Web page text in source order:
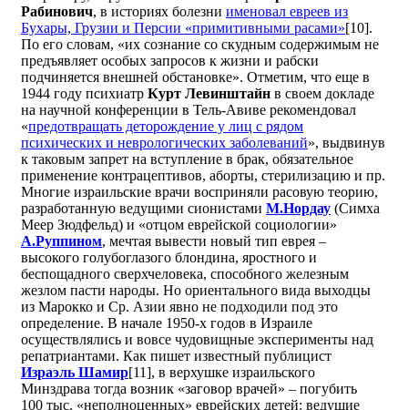
Рабинович, в историях болезни именовал евреев из
Бухары, Грузии и Персии «примитивными расами»[10].
По его словам, «их сознание со скудным содержимым не
предъявляет особых запросов к жизни и рабски
подчиняется внешней обстановке». Отметим, что еще в
1944 году психиатр Курт Левинштайн в своем докладе
на научной конференции в Тель-Авиве рекомендовал
«предотвращать деторождение у лиц с рядом
психических и неврологических заболеваний», выдвинув
к таковым запрет на вступление в брак, обязательное
применение контрацептивов, аборты, стерилизацию и пр.
Многие израильские врачи восприняли расовую теорию,
разработанную ведущими сионистами М.Нордау (Симха
Меер Зюдфельд) и «отцом еврейской социологии»
А.Руппином, мечтая вывести новый тип еврея –
высокого голубоглазого блондина, яростного и
беспощадного сверхчеловека, способного железным
жезлом пасти народы. Но ориентального вида выходцы
из Марокко и Ср. Азии явно не подходили под это
определение. В начале 1950-х годов в Израиле
осуществлялись и вовсе чудовищные эксперименты над
репатриантами. Как пишет известный публицист
Израэль Шамир[11], в верхушке израильского
Минздрава тогда возник «заговор врачей» – погубить
100 тыс. «неполноценных» еврейских детей: ведущие